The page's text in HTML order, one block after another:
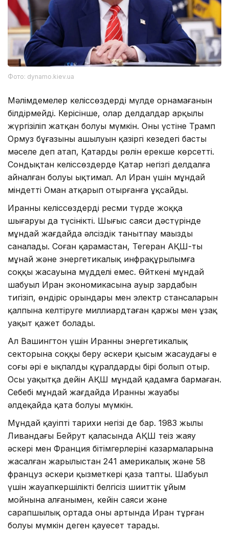
Фото: dynamo.kiev.ua
Мәлімдемелер келіссөздердің мүлде орнамағанын
білдірмейді. Керісінше, олар делдалдар арқылы
жүргізіліп жатқан болуы мүмкін. Оның үстіне Трамп
Ормуз бұғазының ашылуын қазіргі кезеңдегі басты
мәселе деп атап, Қатардың рөлін ерекше көрсетті.
Сондықтан келіссөздерде Қатар негізгі делдалға
айналған болуы ықтимал. Ал Иран үшін мұндай
міндетті Оман атқарып отырғанға ұқсайды.
Иранның келіссөздерді ресми түрде жоққа
шығаруы да түсінікті. Шығыс саяси дәстүрінде
мұндай жағдайда әлсіздік танытпау маңызды
саналады. Соған қарамастан, Тегеран АҚШ-тың
мұнай және энергетикалық инфрақұрылымға
соққы жасауына мүдделі емес. Өйткені мұндай
шабуыл Иран экономикасына ауыр зардабын
тигізіп, өндіріс орындары мен электр стансаларын
қалпына келтіруге миллиардтаған қаржы мен ұзақ
уақыт қажет болады.
Ал Вашингтон үшін Иранның энергетикалық
секторына соққы беру әскери қысым жасаудағы ең
соңғы әрі ең ықпалды құралдардың бірі болып отыр.
Осы уақытқа дейін АҚШ мұндай қадамға бармаған.
Себебі мұндай жағдайда Иранның жауабы
әлдеқайда қатаң болуы мүмкін.
Мұндай қауіптің тарихи негізі де бар. 1983 жылы
Ливандағы Бейрут қаласында АҚШ теңіз жаяу
әскері мен Франция бітімгерлерінің казармаларына
жасалған жарылыстан 241 америкалық және 58
француз әскери қызметкері қаза тапты. Шабуыл
үшін жауапкершілікті белгісіз шииттік ұйым
мойнына алғанымен, кейін саяси және
сарапшылық ортада оның артында Иран тұрған
болуы мүмкін деген қауесет тарады.